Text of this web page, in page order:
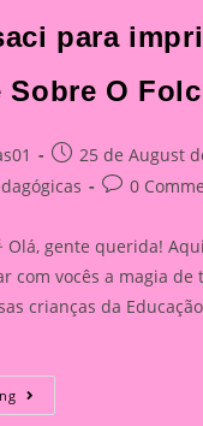
para
O
Post
published:
25 de August
Post0
Olá, gente querida!
com vocês a magia de
crianças da
Dia
Do